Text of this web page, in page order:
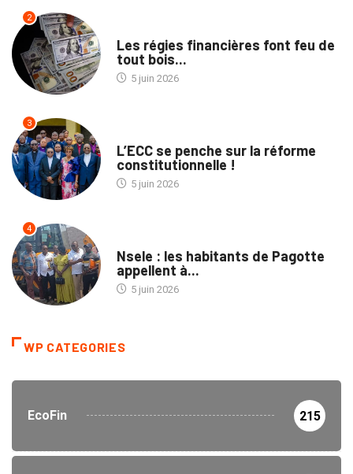
2
Les régies financières font feu de
tout bois...
5 juin 2026
3
L’ECC se penche sur la réforme
constitutionnelle !
5 juin 2026
4
Nsele : les habitants de Pagotte
appellent à...
5 juin 2026
WP CATEGORIES
EcoFin 215